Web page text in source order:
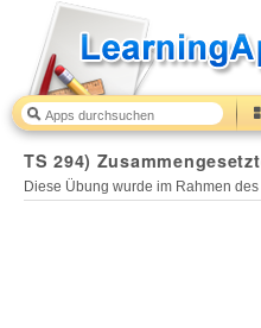
TS 294)
Diese Übung wurde im Rahmen